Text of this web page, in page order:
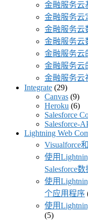
金融服务云
金融服务云
金融服务云
金融服务云
金融服务云
金融服务云
金融服务云
Integrate (29)
Canvas (9)
Heroku (6)
Salesforce
Salesforce-
Lightning Web
Visualforce
使用
Salesforce数
使用
个应用程序
使用
(5)